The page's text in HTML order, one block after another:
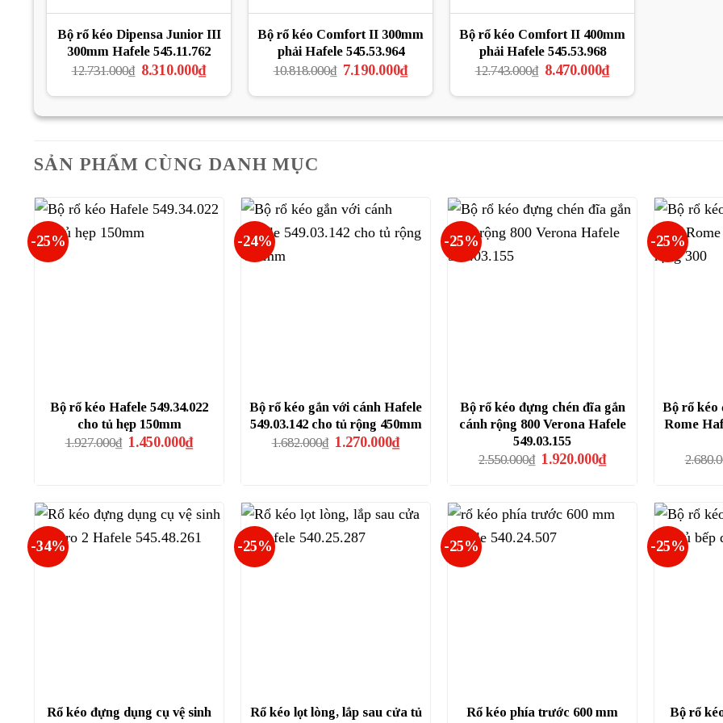
Bộ rổ kéo Dipensa Junior III
300mm Hafele 545.11.762
12.731.000₫ Giá
là:
8.310.000₫Giá
hiện
tại
8.310.000₫.
Bộ rổ kéo Comfort II 300mm
phải Hafele 545.53.964
10.818.000₫ Giá
là:
7.190.000₫Giá
hiện
tại
7.190.000₫.
Bộ rổ kéo Comfort II 400mm
phải Hafele 545.53.968
12.743.000₫ Giá
là:
8.470.000₫Giá
hiện
tại
8.470.000₫.
SẢN PHẨM CÙNG DANH MỤC
-25%
Bộ rổ kéo Hafele 549.34.022
cho tủ hẹp 150mm
1.927.000₫ Giá
1.450.000₫Giá
hiện
-24%
Bộ rổ kéo gắn với cánh Hafele
549.03.142 cho tủ rộng 450mm
1.682.000₫ Giá
1.270.000₫Giá
hiện
-25%
Bộ rổ kéo đựng chén đĩa gắn
cánh rộng 800 Verona Hafele
549.03.155
2.550.000₫ Giá
1.920.000₫Giá
hiện
1.920.000₫.
-25%
Bộ rổ kéo
Rome
-34%
Rổ kéo đựng dụng cụ vệ sinh
-25%
Rổ kéo lọt lòng, lắp sau cửa tủ
-25%
Rổ kéo phía trước 600 mm
-25%
Bộ rổ